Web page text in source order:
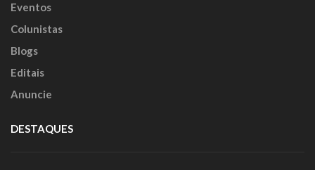
Eventos
Colunistas
Blogs
Editais
Anuncie
DESTAQUES